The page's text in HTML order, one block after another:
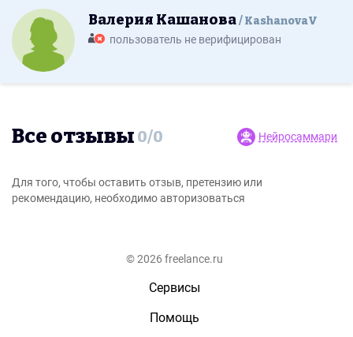
Валерия Кашанова KashanovaV
пользователь не верифицирован
Все отзывы 0/0 Нейросаммари
Для того, чтобы оставить отзыв, претензию или
рекомендацию, необходимо авторизоваться
© 2026 freelance.ru
Сервисы
Помощь